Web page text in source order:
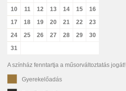
10 11 12 13 14 15
16
17
18 19 20 21 22
23
24
25 26 27 28 29
30
31
A színház fenntartja a műsorváltoztatás jogát!
Gyerekelőadás